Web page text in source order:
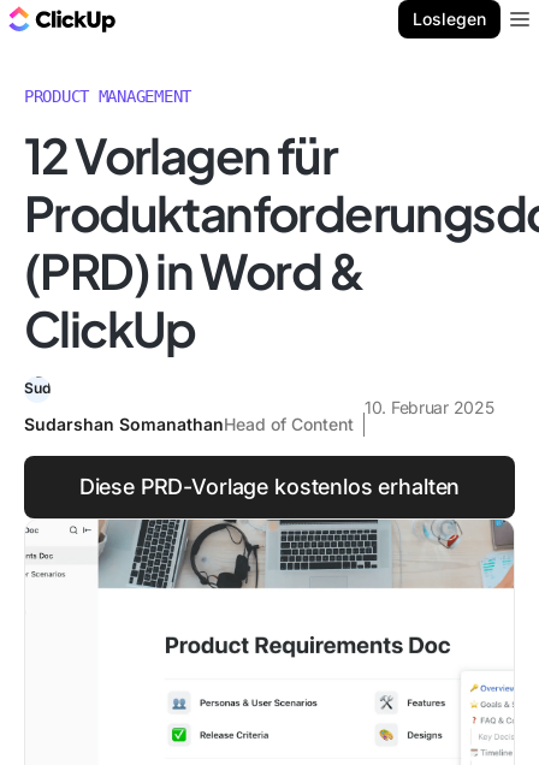
Loslegen
PRODUCT MANAGEMENT
12 Vorlagen für
(PRD) in Word &
ClickUp
Sudarshan SomanathanHead of Content
10. Februar 2025
Diese PRD-Vorlage kostenlos erhalten